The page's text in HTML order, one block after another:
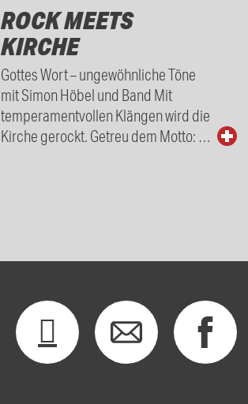
ROCK MEETS
KIRCHE
Gottes Wort – ungewöhnliche Töne
mit Simon Höbel und Band Mit
temperamentvollen Klängen wird die
Kirche gerockt. Getreu dem Motto: …